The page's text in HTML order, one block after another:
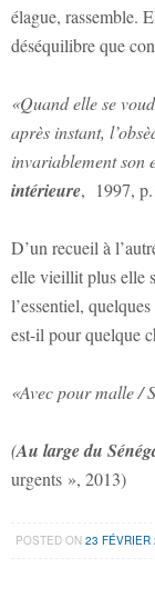
élague, rassemble.
déséquilibre que
«Quand elle se
après instant,
invariablement son
intérieure, 1997,
D’un recueil à
elle vieillit plus elle
l’essentiel,
est-il pour quelque
«Avec pour malle /
(Au large du
urgents », 2013)
POSTED ON23 FÉVRIER